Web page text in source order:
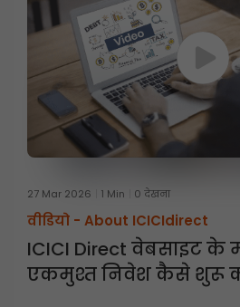
27 Mar 2026 1 Min 0 देखना
वीडियो - About ICICIdirect
ICICI Direct वेबसाइट के
एकमुश्त निवेश कैसे शुरू